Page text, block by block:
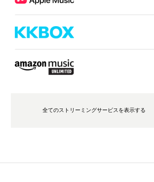
全てのストリーミングサービスを表示する